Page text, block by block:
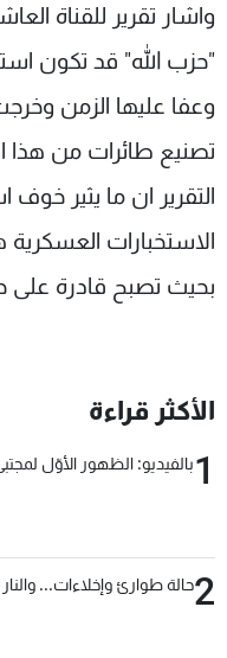
واشار تقرير للقناة
"حزب الله" قد تكون
وعفا عليها الزمن
تصنيع طائرات من هذا
التقرير ان ما يثير
الاستخبارات
بحيث تصبح قادرة على
الأكثر قراءة
1بالفيديو: الظهور الأوّل
2حالة طوارئ وإخلاءات...